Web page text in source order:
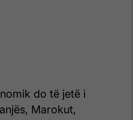
do të jetë i
Marokut,